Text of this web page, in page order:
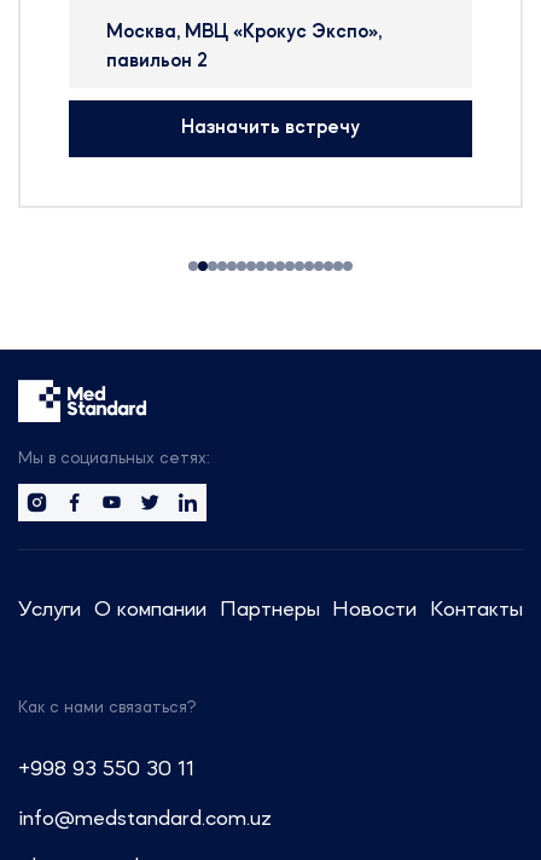
ближнего зарубежья
которой представлено
оборудование, сырье и
технологии для производства
50+ новых компаний
встречу с вами, чтобы обсудить
тренды отрасли.
информацию и провести
консультации по регуляторным
Звоните: +7 (499) 550-30-11 или
в Direct
Москва, МВЦ «Крокус Экспо»,
павильон 2
Назначить встречу
Мы в социальных сетях:
Услуги О компании Партнеры Новости Контакты
Как с нами связаться?
+998 93 550 30 11
info@medstandard.com.uz